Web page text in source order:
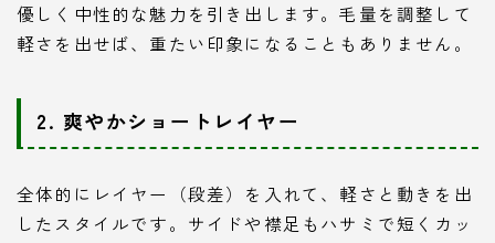
優しく中性的な魅力を引き出します。毛量を調整して
軽さを出せば、重たい印象になることもありません。
2. 爽やかショートレイヤー
全体的にレイヤー（段差）を入れて、軽さと動きを出
したスタイルです。サイドや襟足もハサミで短くカッ